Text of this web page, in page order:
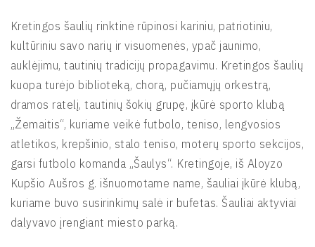
Kretingos šaulių rinktinė rūpinosi kariniu, patriotiniu,
kultūriniu savo narių ir visuomenės, ypač jaunimo,
auklėjimu, tautinių tradicijų propagavimu. Kretingos šaulių
kuopa turėjo biblioteką, chorą, pučiamųjų orkestrą,
dramos ratelį, tautinių šokių grupę, įkūrė sporto klubą
„Žemaitis“, kuriame veikė futbolo, teniso, lengvosios
atletikos, krepšinio, stalo teniso, moterų sporto sekcijos,
garsi futbolo komanda „Šaulys“. Kretingoje, iš Aloyzo
Kupšio Aušros g. išnuomotame name, šauliai įkūrė klubą,
kuriame buvo susirinkimų salė ir bufetas. Šauliai aktyviai
dalyvavo įrengiant miesto parką.